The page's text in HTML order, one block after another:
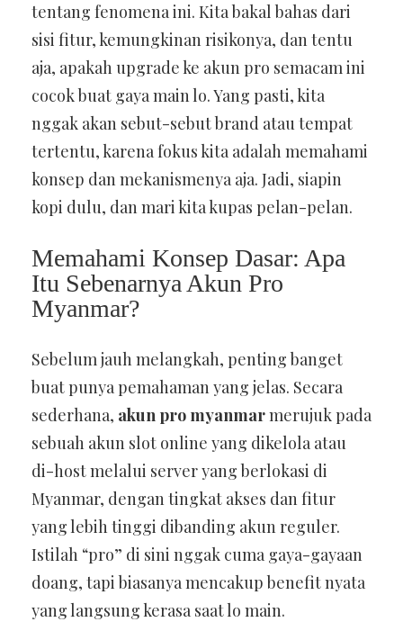
tentang fenomena ini. Kita bakal bahas dari
sisi fitur, kemungkinan risikonya, dan tentu
aja, apakah upgrade ke akun pro semacam ini
cocok buat gaya main lo. Yang pasti, kita
nggak akan sebut-sebut brand atau tempat
tertentu, karena fokus kita adalah memahami
konsep dan mekanismenya aja. Jadi, siapin
kopi dulu, dan mari kita kupas pelan-pelan.
Memahami Konsep Dasar: Apa
Itu Sebenarnya Akun Pro
Myanmar?
Sebelum jauh melangkah, penting banget
buat punya pemahaman yang jelas. Secara
sederhana, akun pro myanmarmerujuk pada
sebuah akun slot online yang dikelola atau
di-host melalui server yang berlokasi di
Myanmar, dengan tingkat akses dan fitur
yang lebih tinggi dibanding akun reguler.
Istilah “pro” di sini nggak cuma gaya-gayaan
doang, tapi biasanya mencakup benefit nyata
yang langsung kerasa saat lo main.